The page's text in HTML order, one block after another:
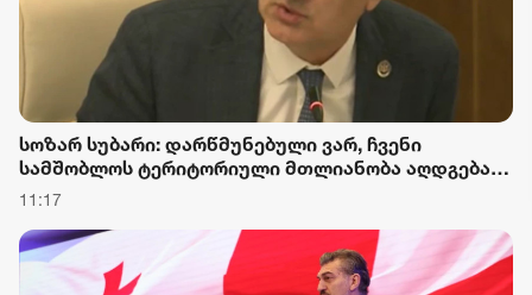
სოზარ სუბარი: დარწმუნებული ვარ, ჩვენი
სამშობლოს ტერიტორიული მთლიანობა აღდგება
და ერთიან საქართველოში მშვიდობიანად
საქართველოს ყველა მოქალაქე, მიუხედავად
ეროვნებისა
11:17